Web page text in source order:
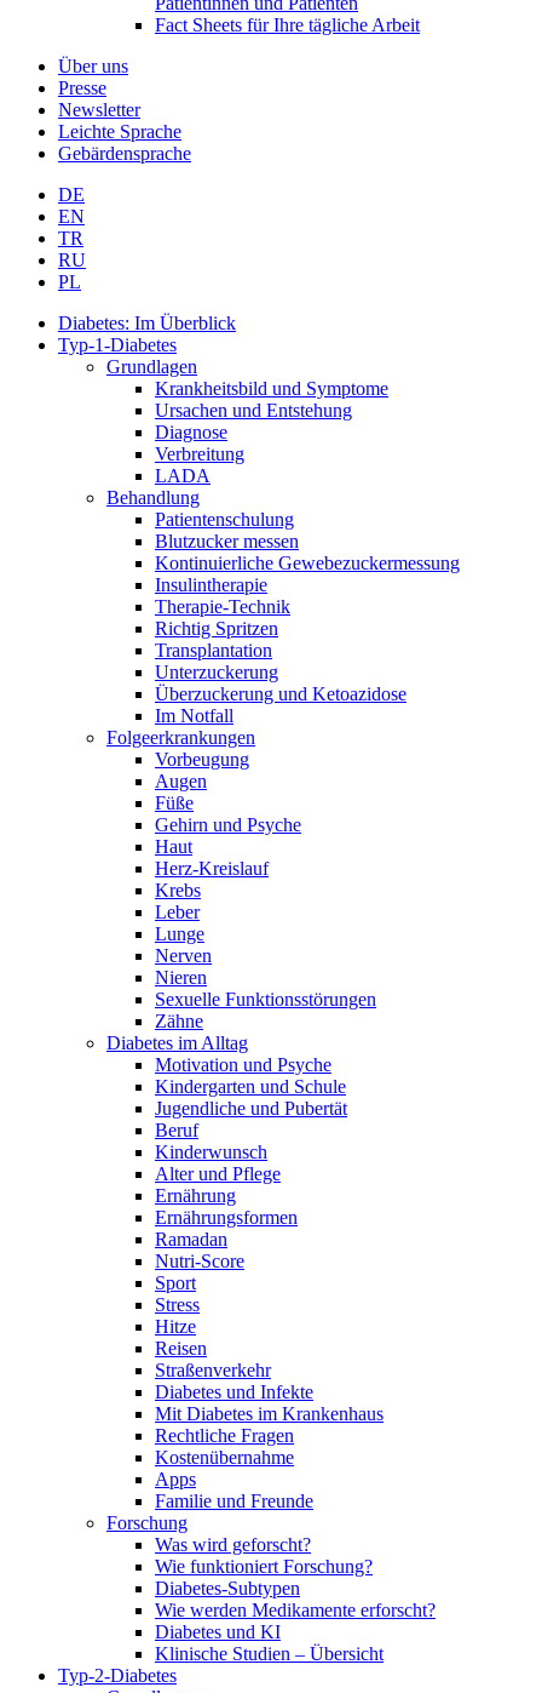
Fact Sheets für Ihre tägliche Arbeit
Über uns
Presse
Newsletter
Leichte Sprache
Gebärdensprache
DE
EN
TR
RU
PL
Diabetes: Im Überblick
Typ-1-Diabetes
Grundlagen
Krankheitsbild und Symptome
Ursachen und Entstehung
Diagnose
Verbreitung
LADA
Behandlung
Patientenschulung
Blutzucker messen
Kontinuierliche Gewebezuckermessung
Insulintherapie
Therapie-Technik
Richtig Spritzen
Transplantation
Unterzuckerung
Überzuckerung und Ketoazidose
Im Notfall
Folgeerkrankungen
Vorbeugung
Augen
Füße
Gehirn und Psyche
Haut
Herz-Kreislauf
Krebs
Leber
Lunge
Nerven
Nieren
Sexuelle Funktionsstörungen
Zähne
Diabetes im Alltag
Motivation und Psyche
Kindergarten und Schule
Jugendliche und Pubertät
Beruf
Kinderwunsch
Alter und Pflege
Ernährung
Ernährungsformen
Ramadan
Nutri-Score
Sport
Stress
Hitze
Reisen
Straßenverkehr
Diabetes und Infekte
Mit Diabetes im Krankenhaus
Rechtliche Fragen
Kostenübernahme
Apps
Familie und Freunde
Forschung
Was wird geforscht?
Wie funktioniert Forschung?
Diabetes-Subtypen
Wie werden Medikamente erforscht?
Diabetes und KI
Klinische Studien – Übersicht
Typ-2-Diabetes